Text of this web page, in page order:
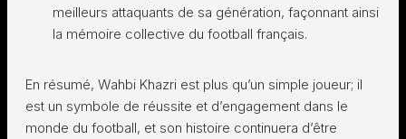
meilleurs attaquants de sa génération, façonnant ainsi
la mémoire collective du football français.
En résumé, Wahbi Khazri est plus qu’un simple joueur; il
est un symbole de réussite et d’engagement dans le
monde du football, et son histoire continuera d’être